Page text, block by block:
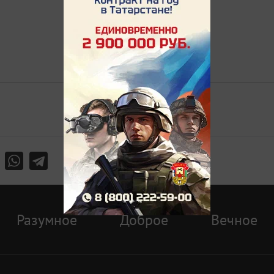
Разумное Доброе Вечное